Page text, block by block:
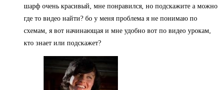
шарф очень красивый, мне понравился, но подскажите а можно
где то видео найти? бо у меня проблема я не понимаю по
схемам, я вот начинающая и мне удобно вот по видео урокам,
кто знает или подскажет?